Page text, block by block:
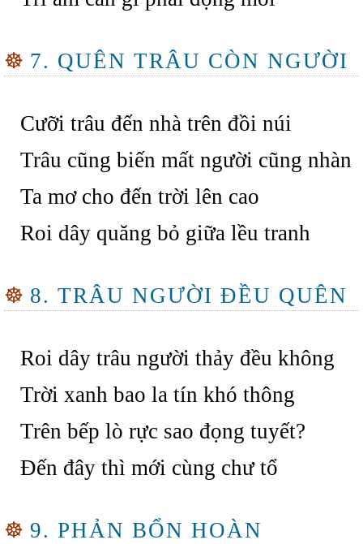
☸ 7. QUÊN TRÂU CÒN NGƯỜI
Cưỡi trâu đến nhà trên đồi núi
Trâu cũng biến mất người cũng nhàn
Ta mơ cho đến trời lên cao
Roi dây quăng bỏ giữa lều tranh
☸ 8. TRÂU NGƯỜI ĐỀU QUÊN
Roi dây trâu người thảy đều không
Trời xanh bao la tín khó thông
Trên bếp lò rực sao đọng tuyết?
Đến đây thì mới cùng chư tổ
☸ 9. PHẢN BỔN HOÀN